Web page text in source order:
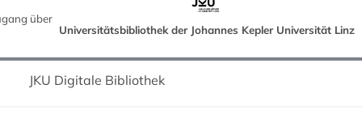
über
Universitätsbibliothek der Johannes Kepler Universität Linz
JKU Digitale Bibliothek